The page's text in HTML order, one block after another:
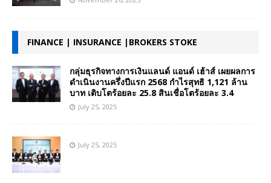
FINANCE | INSURANCE |BROKERS STOKE
กลุ่มธุรกิจทางการเงินแลนด์ แอนด์ เฮ้าส์ เผยผลการ
ดำเนินงานครึ่งปีแรก 2568 กำไรสุทธิ 1,121 ล้าน
บาท เติบโตร้อยละ 25.8 สินเชื่อโตร้อยละ 3.4
July 25, 2025
July 25, 2025